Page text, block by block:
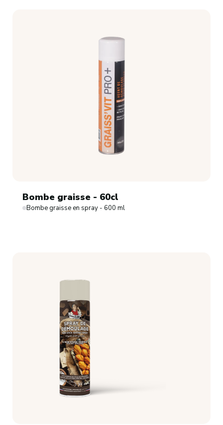
Bombe graisse - 60cl
Bombe graisse en spray - 600 ml